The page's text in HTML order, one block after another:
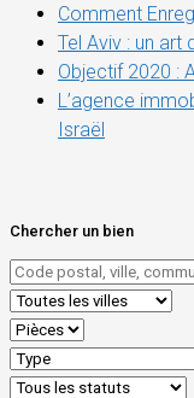
Comment
Tel Aviv : un art
Objectif 2020 :
L’agence
Israël
Chercher un bien